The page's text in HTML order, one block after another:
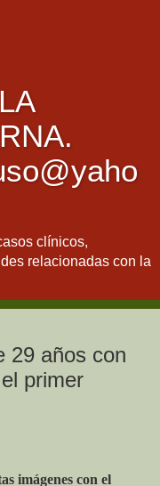
clínicos,
relacionadas con la
29 años con
primer
imágenes con el